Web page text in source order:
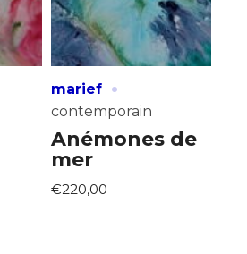
marief ·
contemporain
Anémones de
mer
€220,00